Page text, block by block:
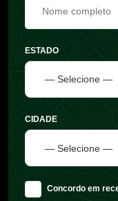
ESTADO
CIDADE
Concordo em